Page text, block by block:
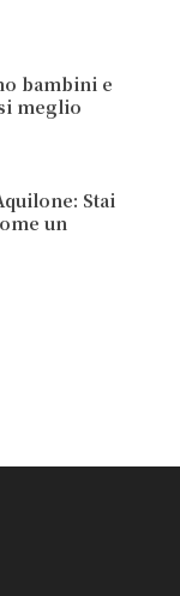
bambini e
meglio
Stai
un